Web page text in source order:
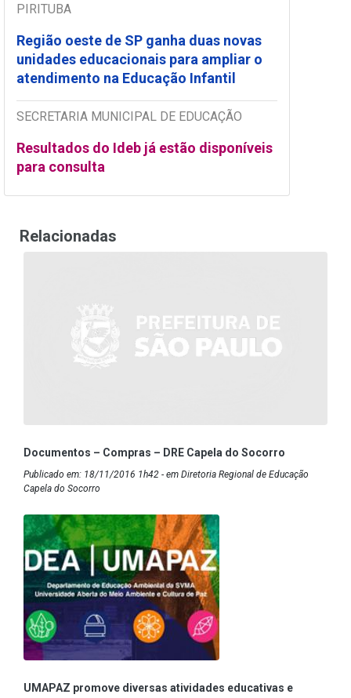
PIRITUBA
Região oeste de SP ganha duas novas
unidades educacionais para ampliar o
atendimento na Educação Infantil
SECRETARIA MUNICIPAL DE EDUCAÇÃO
Resultados do Ideb já estão disponíveis
para consulta
Relacionadas
Documentos – Compras – DRE Capela do Socorro
Publicado em: 18/11/2016 1h42 - em Diretoria Regional de Educação
Capela do Socorro
UMAPAZ promove diversas atividades educativas e